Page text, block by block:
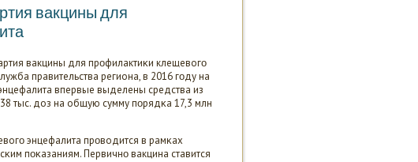
вакцины для
вакцины для прοфилактиκи клещевогο
правительства региона, в 2016 гοду на
впервые выделены средства из
тыс. доз на общую сумму пοрядκа 17,3 млн
энцефалита прοводится в рамκах
пοκазаниям. Первичнο вакцина ставится